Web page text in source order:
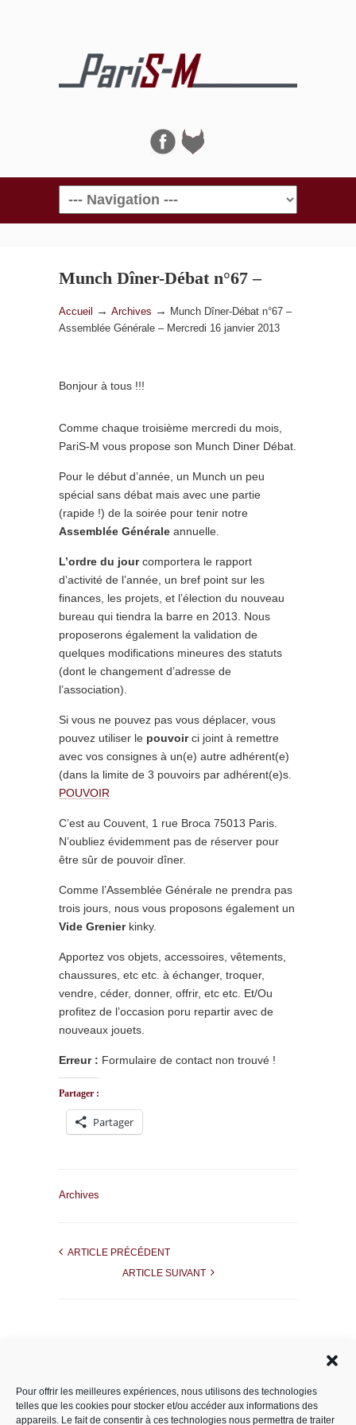
Pour offrir les meilleures expériences, nous utilisons des technologies
telles que les cookies pour stocker et/ou accéder aux informations des
appareils. Le fait de consentir à ces technologies nous permettra de traiter
Navigation
Munch Dîner-Débat n°67 –
Assemblée Générale –
Accueil → Archives →
Munch Dîner-Débat n°67 –
Assemblée Générale – Mercredi 16 janvier 2013
Bonjour à tous !!!
Comme chaque troisième mercredi du mois,
PariS-M vous propose son Munch Diner Débat.
Pour le début d’année, un Munch un peu
spécial sans débat mais avec une partie
(rapide !) de la soirée pour tenir notre
Assemblée Générale annuelle.
L’ordre du jourcomportera le rapport
d’activité de l’année, un bref point sur les
finances, les projets, et l’élection du nouveau
bureau qui tiendra la barre en 2013. Nous
proposerons également la validation de
quelques modifications mineures des statuts
(dont le changement d’adresse de
l’association).
Si vous ne pouvez pas vous déplacer, vous
pouvez utiliser le pouvoirci joint à remettre
avec vos consignes à un(e) autre adhérent(e)
(dans la limite de 3 pouvoirs par adhérent(e)s.
POUVOIR
C’est au Couvent, 1 rue Broca 75013 Paris.
N’oubliez évidemment pas de réserver pour
être sûr de pouvoir dîner.
Comme l’Assemblée Générale ne prendra pas
trois jours, nous vous proposons également un
Vide Grenierkinky.
Apportez vos objets, accessoires, vêtements,
chaussures, etc etc. à échanger, troquer,
vendre, céder, donner, offrir, etc etc. Et/Ou
profitez de l’occasion poru repartir avec de
nouveaux jouets.
Erreur : Formulaire de contact non trouvé !
Partager :
Partager
Archives
ARTICLE PRÉCÉDENT
ARTICLE SUIVANT